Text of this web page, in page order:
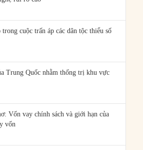
cuộc trấn áp các dân tộc thiểu số
Trung Quốc nhằm thống trị khu vực
Vốn vay chính sách và giới hạn của
vốn